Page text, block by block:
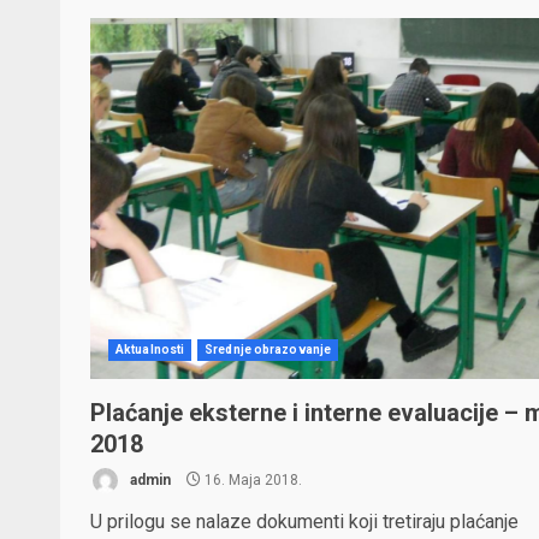
Aktualnosti Srednje obrazovanje
Plaćanje eksterne i interne evaluacije –
2018
admin 16. Maja 2018.
U prilogu se nalaze dokumenti koji tretiraju plaćanje